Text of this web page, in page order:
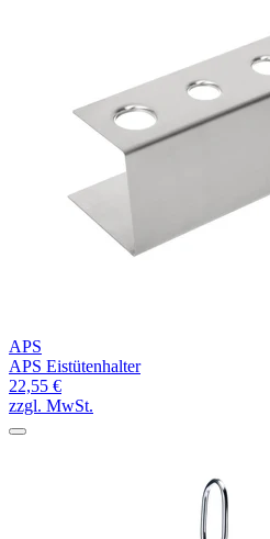
APS
APS Eistütenhalter
22,55 €
zzgl. MwSt.